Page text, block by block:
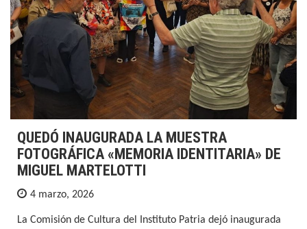
QUEDÓ INAUGURADA LA MUESTRA
FOTOGRÁFICA «MEMORIA IDENTITARIA» DE
MIGUEL MARTELOTTI
4 marzo, 2026
La Comisión de Cultura del Instituto Patria dejó inaugurada